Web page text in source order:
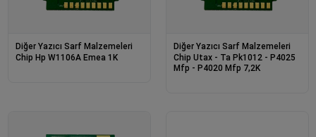
Diğer Yazıcı Sarf Malzemeleri
Chip Hp W1106A Emea 1K
Diğer Yazıcı Sarf Malzemeleri
Chip Utax - Ta Pk1012 - P4025
Mfp - P4020 Mfp 7,2K